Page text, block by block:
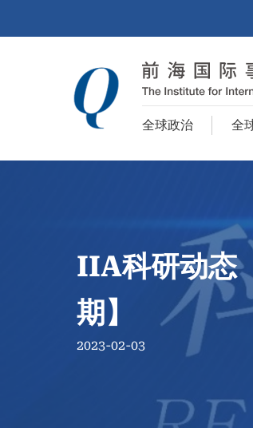
全球政治 全
IIA科研动态
期】
2023-02-03